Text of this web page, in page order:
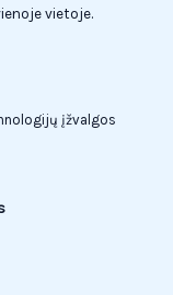
vietoje.
įžvalgos